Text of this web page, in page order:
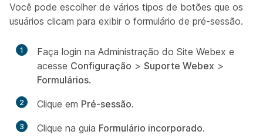
Você pode escolher de vários tipos de botões que os
usuários clicam para exibir o formulário de pré-sessão.
1
Faça login na Administração do Site Webex e
acesse Configuração > Suporte Webex >
Formulários.
2 Clique em Pré-sessão.
3 Clique na guia Formulário incorporado.